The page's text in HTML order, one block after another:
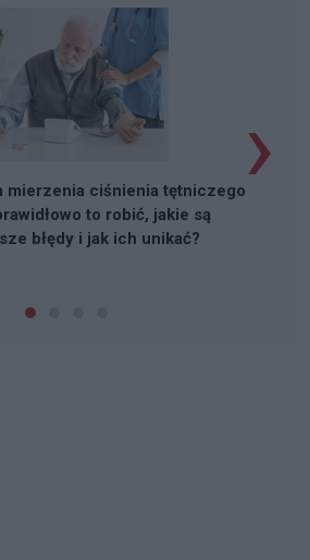
mierzenia ciśnienia tętniczego
to robić, jakie są
błędy i jak ich unikać?
›